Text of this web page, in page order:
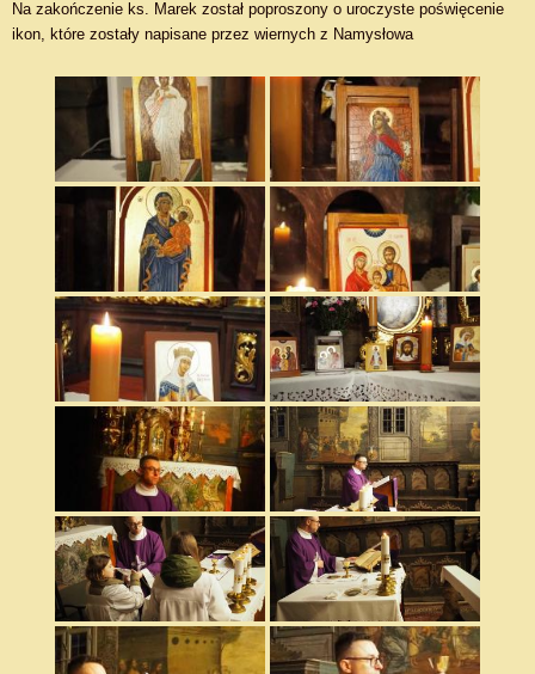
Na zakończenie ks. Marek został poproszony o uroczyste poświęcenie
ikon, które zostały napisane przez wiernych z Namysłowa